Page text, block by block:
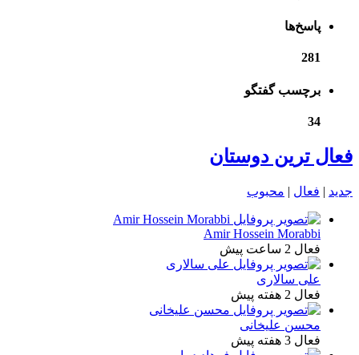
پاسخ‌ها
281
برچسب گفتگو
34
فعال ترین دوستان
جدید | فعال | محبوب
Amir Hossein Morabbi
فعال 2 ساعت پیش
علی سالاری
فعال 2 هفته پیش
محسن علیخانی
فعال 3 هفته پیش